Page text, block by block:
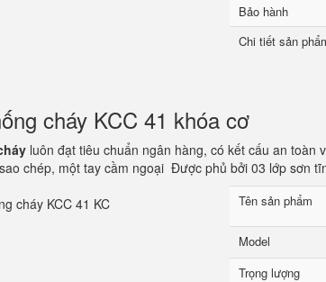
Bảo hành
Chi tiết sản
cháy KCC 41 khóa cơ
luôn đạt tiêu chuẩn ngân hàng, có kết cấu an
chép, một tay cầm ngoại Được phủ bởi 03 lớp sơn
Tên sản phẩm
Model
Trọng lượng